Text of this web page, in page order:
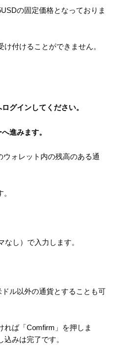
の固定価格となっておりま
付けることができません。
グインしてください。
進みます。
ォレット内の残高のある通
なし）で入力します。
ドル以外の通貨とすることも可
れば「Comfirm」を押しま
みは完了です。